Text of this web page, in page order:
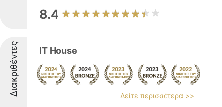
8.4
Διακριθέντες IT House
Δείτε περισσότερα >>